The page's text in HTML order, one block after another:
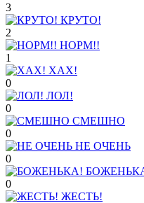
3
КРУТО!
2
НОРМ!!
1
ХАХ!
0
ЛОЛ!
0
СМЕШНО
0
НЕ ОЧЕНЬ
0
0
ЖЕСТЬ!